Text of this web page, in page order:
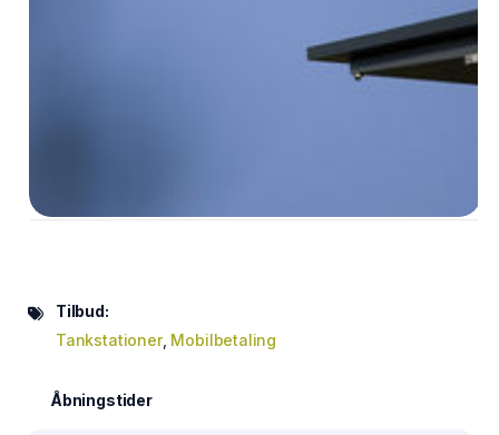
Tilbud:
Tankstationer, Mobilbetaling
Åbningstider